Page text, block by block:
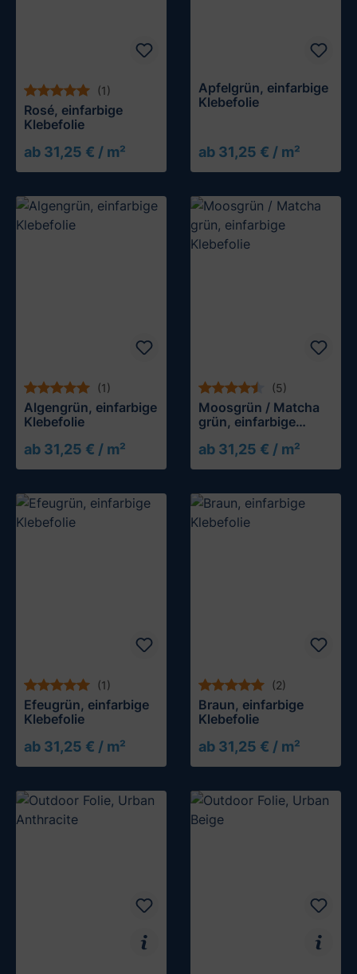
(1)
Rosé, einfarbige
Klebefolie
ab 31,25 € / m²
Muster testen
Apfelgrün, einfarbige
Klebefolie
ab 31,25 € / m²
Muster testen
(1)
Algengrün, einfarbige
Klebefolie
ab 31,25 € / m²
Muster testen
(5)
Moosgrün / Matcha
grün, einfarbige
ab 31,25 € / m²
Muster testen
(1)
Efeugrün, einfarbige
Klebefolie
ab 31,25 € / m²
Muster testen
(2)
Braun, einfarbige
Klebefolie
ab 31,25 € / m²
Muster testen